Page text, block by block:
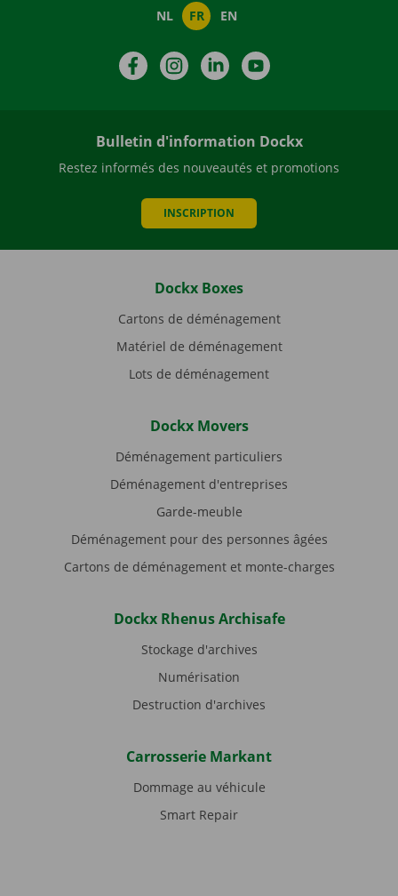
NL FR EN
FacebookInstagramLinkedIn
Bulletin d'information Dockx
Restez informés des nouveautés et promotions
INSCRIPTION
Dockx Boxes
Cartons de déménagement
Matériel de déménagement
Lots de déménagement
Dockx Movers
Déménagement particuliers
Déménagement d'entreprises
Garde-meuble
Déménagement pour des personnes âgées
Cartons de déménagement et monte-charges
Dockx Rhenus Archisafe
Stockage d'archives
Numérisation
Destruction d'archives
Carrosserie Markant
Dommage au véhicule
Smart Repair